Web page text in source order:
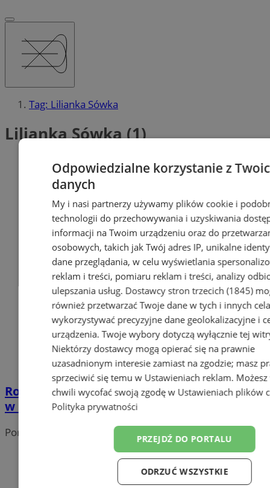
Tag: Lilianka Sówka
Lilianka Sówka (1)
Rodzinny festyn charytatywny dla Lilianki
w Radlinie II
Portal należy do sieci
Odpowiedzialne korzystanie z
danych
My i nasi partnerzy używamy plików cookie i
technologii do przechowywania i uzyskiwania
informacji na Twoim urządzeniu oraz do
osobowych, takich jak Twój adres IP, unikalne
dane przeglądania, w celu wyświetlania
reklam i treści, pomiaru reklam i treści, analizy
ulepszania usług. Dostawcy stron trzecich (1845)
również przetwarzać Twoje dane w tych i innych
wykorzystywać precyzyjne dane geolokalizacyjne i
urządzenia. Twoje wybory dotyczą wyłącznie tej
Niektórzy dostawcy mogą opierać się na prawnie
uzasadnionym interesie zamiast na zgodzie; masz
sprzeciwić się temu w Ustawieniach reklam.
chwili wycofać swoją zgodę w Ustawieniach plików
Polityka prywatności
PRZEJDŹ DO PORTALU
ODRZUĆ WSZYSTKIE